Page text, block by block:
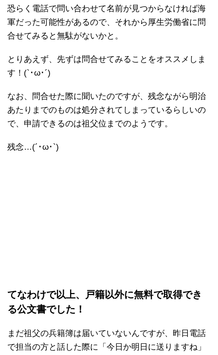
恐らく電話で問い合わせて名前が見つからなければ海
軍だった可能性があるので、それから厚生労働省に問
合せてみると無駄がないかと。
とりあえず、先ずは問合せてみることをオススメしま
す！(`･ω･´)
なお、問合せた際に聞いたのですが、残念ながら明治
あたりまでのものは処分されてしまっているらしいの
で、申請できるのは祖父位までのようです。
残念…(´･ω･`)
てなわけで以上、戸籍以外に無料で取得でき
る公文書でした！
まだ祖父の兵籍簿は届いていないんですが、昨日電話
で担当の方と話した際に「今日か明日に送りますね」